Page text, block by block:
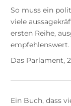
So muss ein
viele
ersten Reihe,
empfehlenswert.
Das Parlament,
Ein Buch, dass